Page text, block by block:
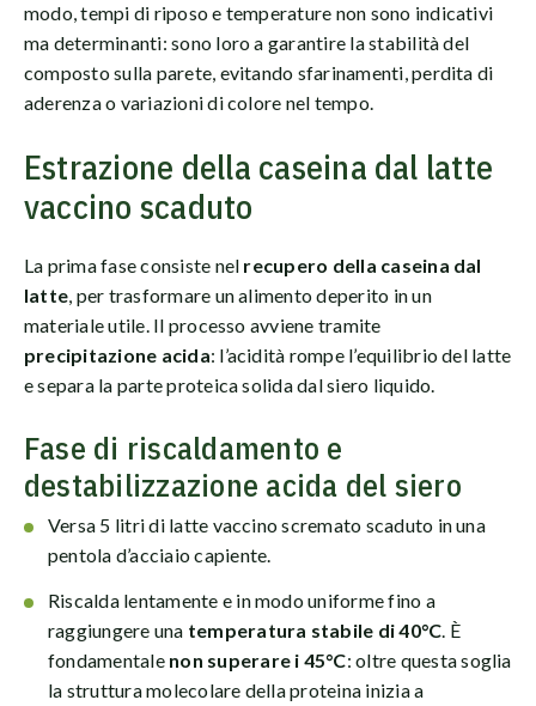
modo, tempi di riposo e temperature non sono indicativi
ma determinanti: sono loro a garantire la stabilità del
composto sulla parete, evitando sfarinamenti, perdita di
aderenza o variazioni di colore nel tempo.
Estrazione della caseina dal latte
vaccino scaduto
La prima fase consiste nel recupero della caseina dal
latte, per trasformare un alimento deperito in un
materiale utile. Il processo avviene tramite
precipitazione acida: l’acidità rompe l’equilibrio del latte
e separa la parte proteica solida dal siero liquido.
Fase di riscaldamento e
destabilizzazione acida del siero
Versa 5 litri di latte vaccino scremato scaduto in una
pentola d’acciaio capiente.
Riscalda lentamente e in modo uniforme fino a
raggiungere una temperatura stabile di 40°C. È
fondamentale non superare i 45°C: oltre questa soglia
la struttura molecolare della proteina inizia a